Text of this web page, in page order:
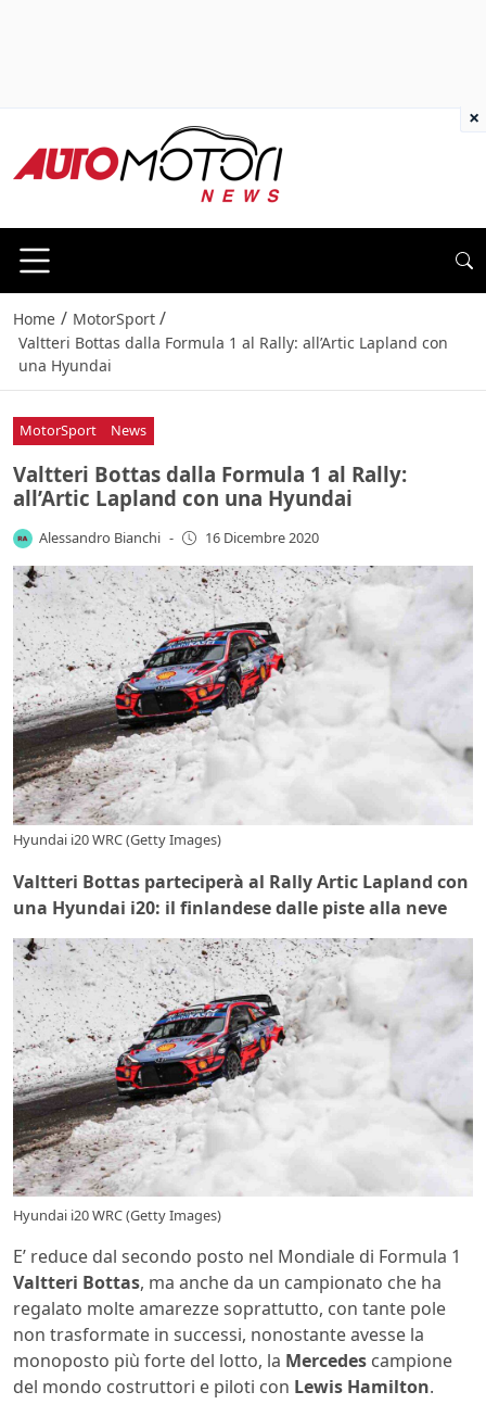
Home / MotorSport /
Valtteri Bottas dalla Formula 1 al Rally: all’Artic Lapland con
una Hyundai
MotorSport News
Valtteri Bottas dalla Formula 1 al Rally:
all’Artic Lapland con una Hyundai
Alessandro Bianchi - 16 Dicembre 2020
Hyundai i20 WRC (Getty Images)
Valtteri Bottas parteciperà al Rally Artic Lapland con
una Hyundai i20: il finlandese dalle piste alla neve
Hyundai i20 WRC (Getty Images)
E’ reduce dal secondo posto nel Mondiale di Formula 1
Valtteri Bottas, ma anche da un campionato che ha
regalato molte amarezze soprattutto, con tante pole
non trasformate in successi, nonostante avesse la
monoposto più forte del lotto, la Mercedes campione
del mondo costruttori e piloti con Lewis Hamilton.
×